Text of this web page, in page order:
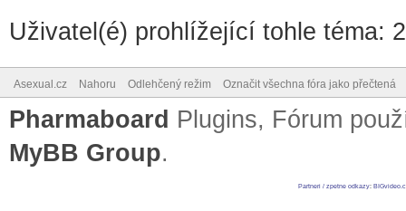
Uživatel(é) prohlížející tohle téma:
Asexual.cz Nahoru Odlehčený režim Označit všechna fóra jako přečtená
Pharmaboard Plugins, Fórum
MyBB Group.
Partneri / zpetne odkazy: